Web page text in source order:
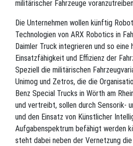
militärischer Fahrzeuge
Die Unternehmen wollen künftig
Technologien von ARX Robotics in
Daimler Truck integrieren und so eine
Einsatzfähigkeit und Effizienz der
Speziell die militärischen
Unimog und Zetros, die die
Benz Special Trucks in Wörth am
und vertreibt, sollen durch Sensorik-
und den Einsatz von Künstlicher
Aufgabenspektrum befähigt werden
steht dabei neben der Vernetzung